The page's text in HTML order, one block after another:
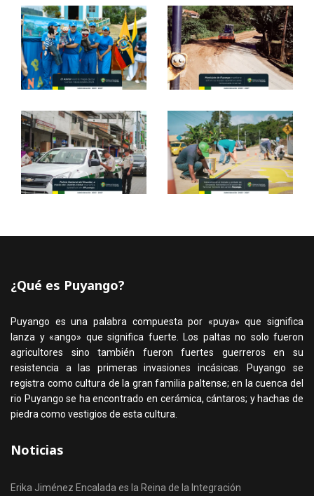
¿Qué es Puyango?
Puyango es una palabra compuesta por «puya» que significa
lanza y «ango» que significa fuerte. Los paltas no solo fueron
agricultores sino también fueron fuertes guerreros en su
resistencia a las primeras invasiones incásicas. Puyango se
registra como cultura de la gran familia paltense; en la cuenca del
rio Puyango se ha encontrado en cerámica, cántaros; y hachas de
piedra como vestigios de esta cultura.
Noticias
Erika Jiménez Encalada es la Reina de la Integración